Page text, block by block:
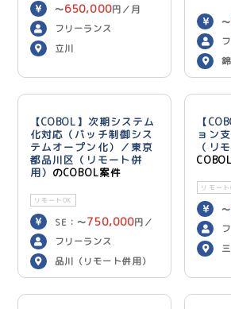
〜650,000円／月
フリーランス
立川
〜
【COBOL】次期システム
化対応（バッチ制御シス
テムオープン化）／東京
都品川区（リモート併
用） のCOBOL案件
リモートOK
SE：〜750,000円／
月 PG：〜700,000
／月
フリーランス
品川（リモート併用）
【
ョン
（リ
リモート
〜